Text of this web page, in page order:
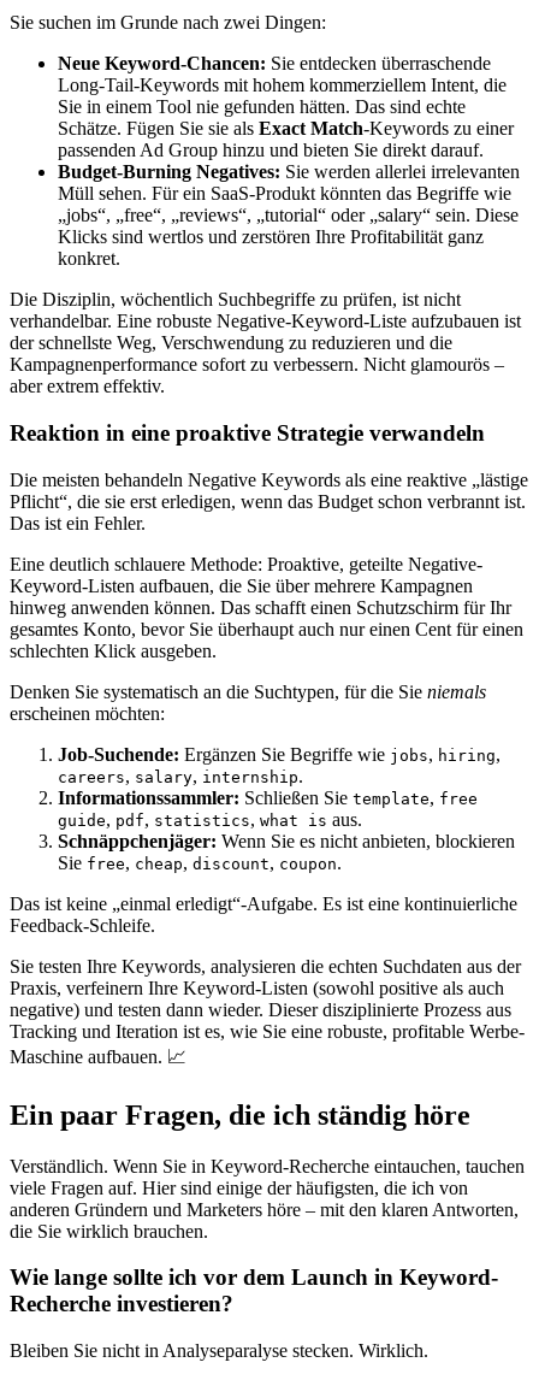
Sie suchen im Grunde nach zwei Dingen:
Neue Keyword-Chancen: Sie entdecken überraschende
Long-Tail-Keywords mit hohem kommerziellem Intent, die
Sie in einem Tool nie gefunden hätten. Das sind echte
Schätze. Fügen Sie sie als Exact Match-Keywords zu einer
passenden Ad Group hinzu und bieten Sie direkt darauf.
Budget-Burning Negatives: Sie werden allerlei irrelevanten
Müll sehen. Für ein SaaS-Produkt könnten das Begriffe wie
„jobs“, „free“, „reviews“, „tutorial“ oder „salary“ sein. Diese
Klicks sind wertlos und zerstören Ihre Profitabilität ganz
konkret.
Die Disziplin, wöchentlich Suchbegriffe zu prüfen, ist nicht
verhandelbar. Eine robuste Negative-Keyword-Liste aufzubauen ist
der schnellste Weg, Verschwendung zu reduzieren und die
Kampagnenperformance sofort zu verbessern. Nicht glamourös –
aber extrem effektiv.
Reaktion in eine proaktive Strategie verwandeln
Die meisten behandeln Negative Keywords als eine reaktive „lästige
Pflicht“, die sie erst erledigen, wenn das Budget schon verbrannt ist.
Das ist ein Fehler.
Eine deutlich schlauere Methode: Proaktive, geteilte Negative-
Keyword-Listen aufbauen, die Sie über mehrere Kampagnen
hinweg anwenden können. Das schafft einen Schutzschirm für Ihr
gesamtes Konto, bevor Sie überhaupt auch nur einen Cent für einen
schlechten Klick ausgeben.
Denken Sie systematisch an die Suchtypen, für die Sie niemals
erscheinen möchten:
Job-Suchende: Ergänzen Sie Begriffe wie jobs, hiring,
careers, salary, internship.
Informationssammler: Schließen Sie template, free
guide, pdf, statistics, what is aus.
Schnäppchenjäger: Wenn Sie es nicht anbieten, blockieren
Sie free, cheap, discount, coupon.
Das ist keine „einmal erledigt“-Aufgabe. Es ist eine kontinuierliche
Feedback-Schleife.
Sie testen Ihre Keywords, analysieren die echten Suchdaten aus der
Praxis, verfeinern Ihre Keyword-Listen (sowohl positive als auch
negative) und testen dann wieder. Dieser disziplinierte Prozess aus
Tracking und Iteration ist es, wie Sie eine robuste, profitable Werbe-
Maschine aufbauen. 📈
Ein paar Fragen, die ich ständig höre
Verständlich. Wenn Sie in Keyword-Recherche eintauchen, tauchen
viele Fragen auf. Hier sind einige der häufigsten, die ich von
anderen Gründern und Marketers höre – mit den klaren Antworten,
die Sie wirklich brauchen.
Wie lange sollte ich vor dem Launch in Keyword-
Recherche investieren?
Bleiben Sie nicht in Analyseparalyse stecken. Wirklich.